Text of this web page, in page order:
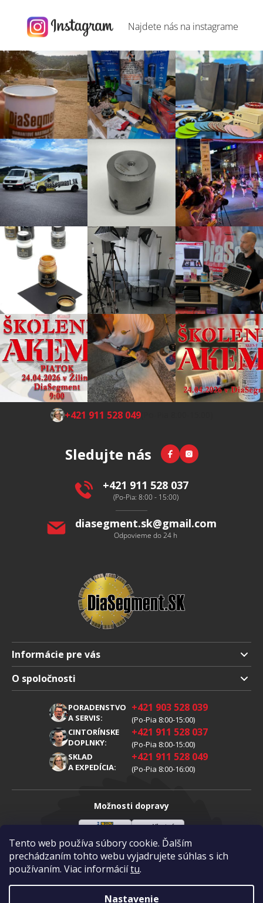
Tento web používa súbory cookie. Ďalším
prechádzaním tohto webu vyjadrujete súhlas s ich
používaním. Viac informáciítu.
Nastavenie
Najdete nás na instagrame
Z +421 911 528 049(Po-Pia 8:00-15:00)
Sledujte nás Facebook
Instagram
+421 911 528 037
(Po-Pia: 8:00 - 15:00)
diasegment.sk@gmail.com
Odpovieme do 24 h
Informácie pre vás
Doprava a platba
Obchodné podmienky
Reklamácia
Spracovanie osobných údajov
O spoločnosti
PORADENSTVO
A SERVIS:
+421 903 528 039
(Po-Pia 8:00-15:00)
CINTORÍNSKE
DOPLNKY:
+421 911 528 037
(Po-Pia 8:00-15:00)
SKLAD
A EXPEDÍCIA:
+421 911 528 049
(Po-Pia 8:00-16:00)
Možnosti dopravy
Sloveenská
pošta
Vlastná
doprava
Možnosti platby
Visa Mastercard Dobierka